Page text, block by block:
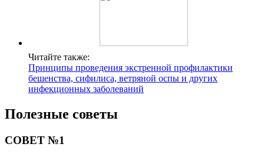
Читайте также:
Принципы проведения экстренной профилактики
бешенства, сифилиса, ветряной оспы и других
инфекционных заболеваний
Полезные советы
СОВЕТ №1